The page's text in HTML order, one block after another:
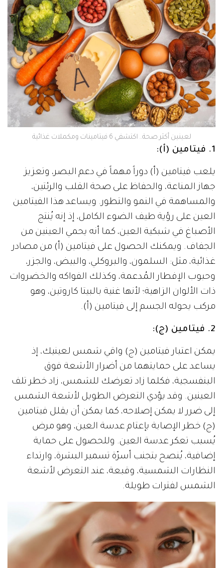
لعينين أكثر صحة.. اكتشفي 6 فيتامينات ومكملات غذائية
1. فيتامين (أ ):
يلعب فيتامين (أ) دوراً مهماً في دعم البصر، وتعزيز
جهاز المناعة، والحفاظ على صحة القلب والرئتين،
والمساهمة في النمو والتطور. ويساعد هذا الفيتامين
العين على رؤية طيف الضوء الكامل، إذ إنه يُنتج
الأصباغ في شبكية العين، كما أنه يحمي العينين من
الجفاف. ويمكنك الحصول على فيتامين (أ) من مصادر
غذائية، مثل: السلمون، والبروكلي، والبيض، والجزر،
وحبوب الإفطار المُدعمة، وكذلك الفواكه والخضروات
ذات الألوان الزاهية؛ لأنها غنية بالبيتا كاروتين، وهو
مركب يحوله الجسم إلى فيتامين (أ).
2. فيتامين (ج ):
يمكن اعتبار فيتامين (ج) واقي شمس لعينيك، إذ
يساعد على حمايتهما من أضرار الأشعة فوق
البنفسجية، فكلما زاد تعرضك للشمس، زاد خطر تلف
العينين. وقد يؤدي التعرض الطويل لأشعة الشمس
إلى ضرر لا يمكن إصلاحه، كما يمكن أن يقلل فيتامين
(ج) خطر الإصابة بإعتام عدسة العين، وهو مرض
يُسبب تعكر عدسة العين. وللحصول على حماية
إضافية، يُنصح بتجنب أسرّة تسمير البشرة، وارتداء
النظارات الشمسية، وقبعة، عند التعرض لأشعة
الشمس لفترات طويلة.